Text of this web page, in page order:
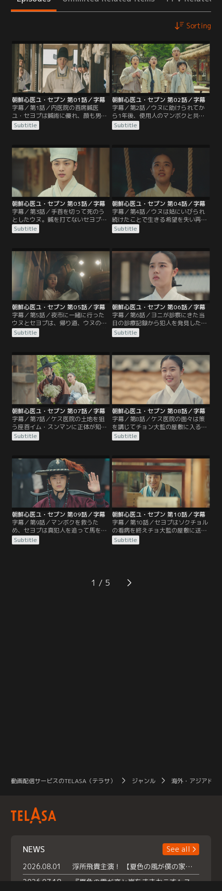
Sorting
朝鮮心医ユ・セプン 第01話／字幕
字幕／第1話／内医院の首席鍼医
ユ・セヨプは鍼術に優れ、顔も男
前、吏曹判書ユ・フミョンを父に持
ち、出世街道を突き進んでいた。だ
れて王に刺鍼し、王を死なせてしま
う。そして、王の死に対する陰謀を
疑い、息子を救おうとしていた父も
殺される。都を追われたセヨプは、
絶望の淵に立たされるのだった。
Subtitle
朝鮮心医ユ・セプン 第02話／字幕
字幕／第2話／ウヌに助けられてか
ら1年後、使用人のマンボクと共に
放浪を続けるセヨプ。そんな時、川
で溺れるウヌを発見し、昼間出会っ
一命をとりとめたウヌだったが、翌
日姿を消してしまう。ジハンは治療
費と宿代の代わりにケス医院で患者
を診るように迫り、セヨプは仕方な
く医院で働いて代金を返すことに。
Subtitle
朝鮮心医ユ・セプン 第03話／字幕
字幕／第3話／手首を切って死のう
としたウヌ。鍼を打てないセヨプの
代わりにジハンが駆けつけ何とか助
かる。セヨプがケス医院に戻ると、
ら“プン”と呼ばれるようになってい
た。数日後、また重体のウヌが運ば
れてくる。中毒症状だと見てとった
セヨプは、婚家に毒を盛られたので
はと疑い、湯薬を調べるが…。
Subtitle
朝鮮心医ユ・セプン 第04話／字幕
字幕／第4話／ウヌは姑にいびられ
続けたことで生きる希望を失い再び
自殺を図るが、セヨプが救う機会を
くれと言い助ける。セヨプはひょん
ていたことを突き止め、姑からウヌ
を解放させる。ケス医院に居候する
ばあさんから“プン”と呼ばれるよう
になっていたセヨプは、“ユ・セプ
ン”と名乗ることに。
Subtitle
朝鮮心医ユ・セプン 第05話／字幕
字幕／第5話／夜市に一緒に行った
ウヌとセヨプは、帰り道、ウヌの父
の弟子で、左議政チョ・テハクの養
子である御史、チョ・シヌと出くわ
とセヨプだが、次の日、九尾狐が出
たという噂が広がる。肝を取られた
死体が上がったのだ。そしてまた同
じ手口の事件が起こり、ケス医院の
患者である少女ヨニが犯人として捕
まる。
Subtitle
朝鮮心医ユ・セプン 第06話／字幕
字幕／第6話／ヨニが診察にきた当
日の診療記録から犯人を発見したセ
ヨプ。ウヌは証拠を得るために婚家
に戻り、ヨニに濡れ衣を着せようと
切り、人を助けるような仕事がした
いと言うウヌに、セヨプはケス医院
で働きながら医術を習うことを勧め
る。一方、王宮では「前の王様の死
に関わった女官がいる」と言い残
し、尚宮が死ぬ。
Subtitle
朝鮮心医ユ・セプン 第07話／字幕
字幕／第7話／ケス医院の土地を狙
う座首イム・スンマンに正体が知ら
れたセヨプ。だがスンマンに脅され
てもセヨプはまるで相手にしない。
うと山深くに入ったマンボクが、と
ある屋敷の奴婢を殺した殺人犯とし
て捕縛されてしまう。そこでウヌ
は、マンボクを救うカギを握る女人
を診るため、セヨプに医術の手ほど
きを受ける。
Subtitle
朝鮮心医ユ・セプン 第08話／字幕
字幕／第8話／ケス医院の面々は策
を講じてチョン大監の屋敷に入るこ
とに成功し、セヨプとウヌはマンボ
クを救うための証拠を探す。後日、
に会い、役所で事件の真相を話すよ
うに頼む。ケス医院に戻り、皆で事
件の内容を振り返っていた時、セヨ
プとウヌはあることから真犯人を突
き止める。
Subtitle
朝鮮心医ユ・セプン 第09話／字幕
字幕／第9話／マンボクを救うた
め、セヨプは真犯人を追って馬を走
らせる。刑の執行が刻一刻と迫る
中、セヨプは無事にマンボクを助け
のにしようとしていた。一方、ソラ
ク村で一番の勢家の子ソクチョル
Subtitle
朝鮮心医ユ・セプン 第10話／字幕
字幕／第10話／セヨプはソクチョル
の看病を終えチョ大監の屋敷に送り
届けるが、そこで異様な光景を目に
する。ソクチョルに現れるあらゆる
養子のシヌにセヨプを殺すよう命
じ、シヌはすぐさまセヨプのもとへ
Subtitle
1
動画配信サービスのTELASA（テラサ） ジャンル 海外・アジアドラ
NEWS
See all
2026.08.01
浮所飛貴主演！ 【夏色の風が僕の家にやってきた】 本日よりテラサで独占配信スタート！
2026.07.18
『夏色の雲が恋と嵐をまきおこす』スペシャルメイキング 【Part1】2026年７月18日（土）23時30分～配信スタート！話題のシーンの裏側を大公開！豪華キャスト大集合！ 『武宮家 真夏の家族会議』開催！